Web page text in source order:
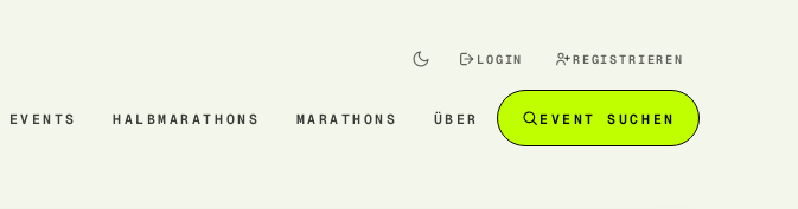
LOGIN REGISTRIEREN
EVENTS HALBMARATHONS MARATHONS ÜBER EVENT SUCHEN